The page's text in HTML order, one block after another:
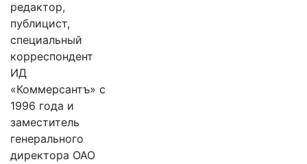
редактор,
публицист,
специальный
корреспондент
ИД
«Коммерсантъ» с
1996 года и
заместитель
генерального
директора ОАО